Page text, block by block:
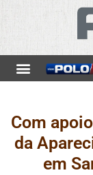
Com
da
em